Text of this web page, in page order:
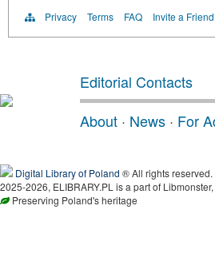
Privacy Terms FAQ Invite a Friend
Editorial Contacts
About · News · For
Digital Library of Poland ® All rights reserved.
2025-2026, ELIBRARY.PL is a part of
Preserving Poland's heritage